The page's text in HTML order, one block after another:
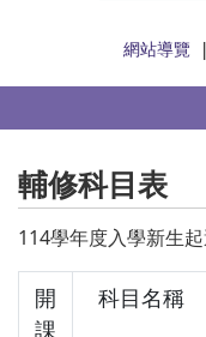
網站導覽
輔修科目表
114學年度入學新生
開
課
科目名稱